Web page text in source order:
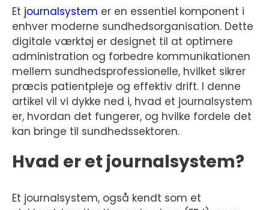
Et journalsystem er en essentiel komponent i
enhver moderne sundhedsorganisation. Dette
digitale værktøj er designet til at optimere
administration og forbedre kommunikationen
mellem sundhedsprofessionelle, hvilket sikrer
præcis patientpleje og effektiv drift. I denne
artikel vil vi dykke ned i, hvad et journalsystem
er, hvordan det fungerer, og hvilke fordele det
kan bringe til sundhedssektoren.
Hvad er et journalsystem?
Et journalsystem, også kendt som et